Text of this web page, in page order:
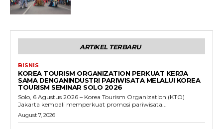
ARTIKEL TERBARU
BISNIS
KOREA TOURISM ORGANIZATION PERKUAT KERJA
SAMA DENGANINDUSTRI PARIWISATA MELALUI KOREA
TOURISM SEMINAR SOLO 2026
Solo, 6 Agustus 2026 – Korea Tourism Organization (KTO)
Jakarta kembali memperkuat promosi pariwisata...
August 7, 2026